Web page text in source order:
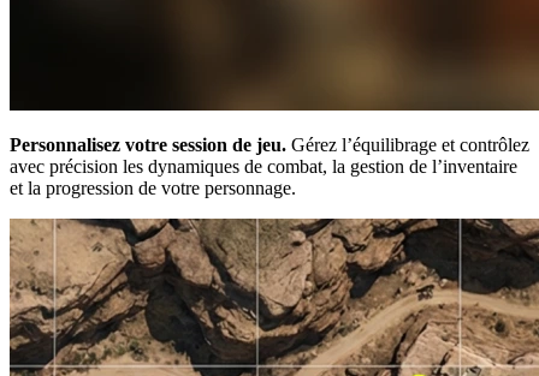
Personnalisez votre session de jeu. Gérez l’équilibrage et contrôlez
avec précision les dynamiques de combat, la gestion de l’inventaire
et la progression de votre personnage.